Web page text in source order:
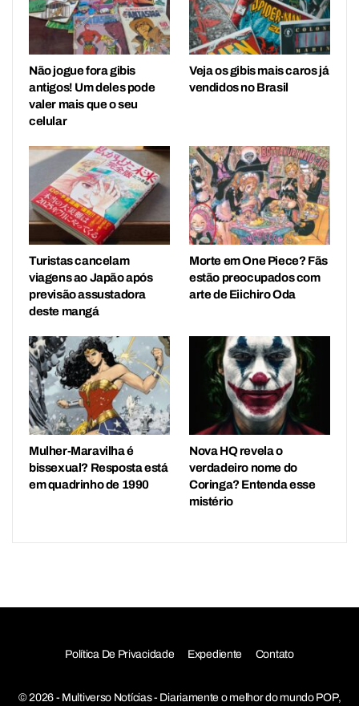
Não jogue fora gibis
antigos! Um deles pode
valer mais que o seu
celular
Veja os gibis mais caros já
vendidos no Brasil
Turistas cancelam
viagens ao Japão após
previsão assustadora
deste mangá
Morte em One Piece? Fãs
estão preocupados com
arte de Eiichiro Oda
Mulher-Maravilha é
bissexual? Resposta está
em quadrinho de 1990
Nova HQ revela o
verdadeiro nome do
Coringa? Entenda esse
mistério
Política De Privacidade Expediente Contato
© 2026 - Multiverso Notícias - Diariamente o melhor do mundo POP,